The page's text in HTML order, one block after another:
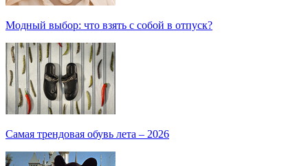
Модный выбор: что взять с собой в отпуск?
Самая трендовая обувь лета – 2026